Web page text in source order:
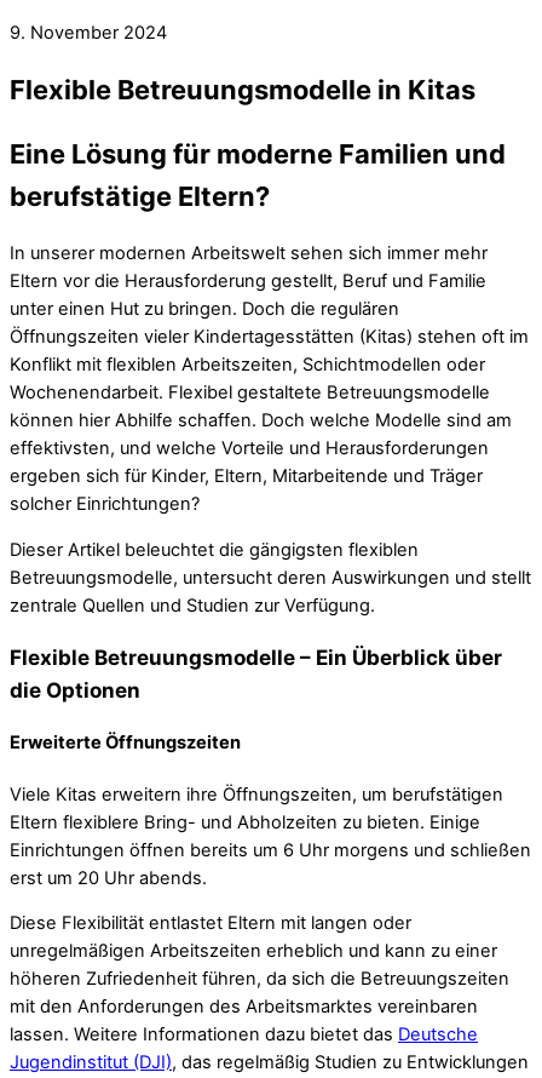
9. November 2024
Flexible Betreuungsmodelle in Kitas
Eine Lösung für moderne Familien und
berufstätige Eltern?
In unserer modernen Arbeitswelt sehen sich immer mehr
Eltern vor die Herausforderung gestellt, Beruf und Familie
unter einen Hut zu bringen. Doch die regulären
Öffnungszeiten vieler Kindertagesstätten (Kitas) stehen oft im
Konflikt mit flexiblen Arbeitszeiten, Schichtmodellen oder
Wochenendarbeit. Flexibel gestaltete Betreuungsmodelle
können hier Abhilfe schaffen. Doch welche Modelle sind am
effektivsten, und welche Vorteile und Herausforderungen
ergeben sich für Kinder, Eltern, Mitarbeitende und Träger
solcher Einrichtungen?
Dieser Artikel beleuchtet die gängigsten flexiblen
Betreuungsmodelle, untersucht deren Auswirkungen und stellt
zentrale Quellen und Studien zur Verfügung.
Flexible Betreuungsmodelle – Ein Überblick über
die Optionen
Erweiterte Öffnungszeiten
Viele Kitas erweitern ihre Öffnungszeiten, um berufstätigen
Eltern flexiblere Bring- und Abholzeiten zu bieten. Einige
Einrichtungen öffnen bereits um 6 Uhr morgens und schließen
erst um 20 Uhr abends.
Diese Flexibilität entlastet Eltern mit langen oder
unregelmäßigen Arbeitszeiten erheblich und kann zu einer
höheren Zufriedenheit führen, da sich die Betreuungszeiten
mit den Anforderungen des Arbeitsmarktes vereinbaren
lassen. Weitere Informationen dazu bietet das Deutsche
Jugendinstitut (DJI), das regelmäßig Studien zu Entwicklungen